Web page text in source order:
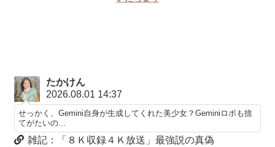
たかけん
2026.08.01 14:37
せっかく、Gemini自身が生成してくれた美少女？Geminiロボも捨
てがたいの...
雑記：「８Ｋ収録４Ｋ放送」最強説の真偽